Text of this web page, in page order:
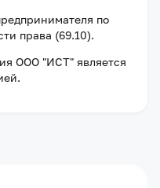
по
права (69.10).
ООО "ИСТ" является
.